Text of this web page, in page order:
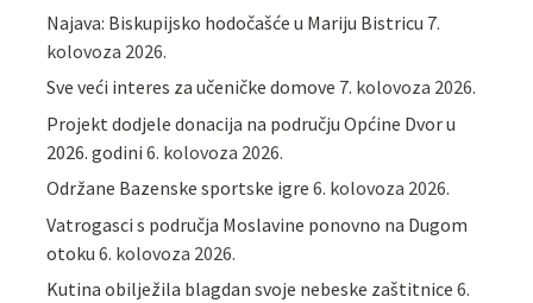
Najava: Biskupijsko hodočašće u Mariju Bistricu 7.
kolovoza 2026.
Sve veći interes za učeničke domove 7. kolovoza 2026.
Projekt dodjele donacija na području Općine Dvor u
2026. godini 6. kolovoza 2026.
Održane Bazenske sportske igre 6. kolovoza 2026.
Vatrogasci s područja Moslavine ponovno na Dugom
otoku 6. kolovoza 2026.
Kutina obilježila blagdan svoje nebeske zaštitnice 6.